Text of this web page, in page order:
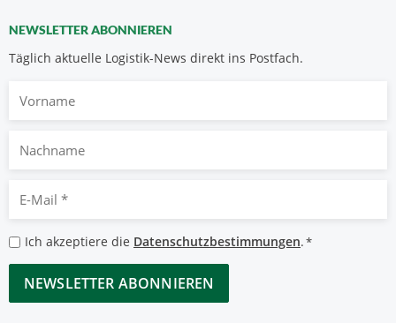
NEWSLETTER ABONNIEREN
Täglich aktuelle Logistik-News direkt ins Postfach.
Vorname
Nachname
Mail
*
Datenschutzbestimmungen
*
Ich akzeptiere die Datenschutzbestimmungen.*
CAPTCHA